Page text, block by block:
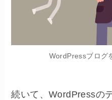
WordPressブログ
続いて、WordPressの